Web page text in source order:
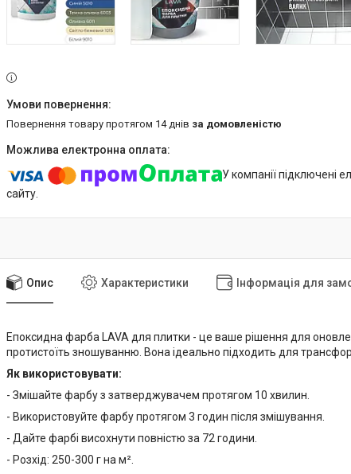
повернення товару протягом 14 днів за домовленістю
У компанії підключені
сайту.
Опис Характеристики Інформація для
Епоксидна фарба LAVA для плитки - це ваше рішення для
протистоїть зношуванню. Вона ідеально підходить для
Як використовувати:
- Змішайте фарбу з затверджувачем протягом 10 хвилин.
- Використовуйте фарбу протягом 3 годин після змішування.
- Дайте фарбі висохнути повністю за 72 години.
- Розхід: 250-300 г на м².